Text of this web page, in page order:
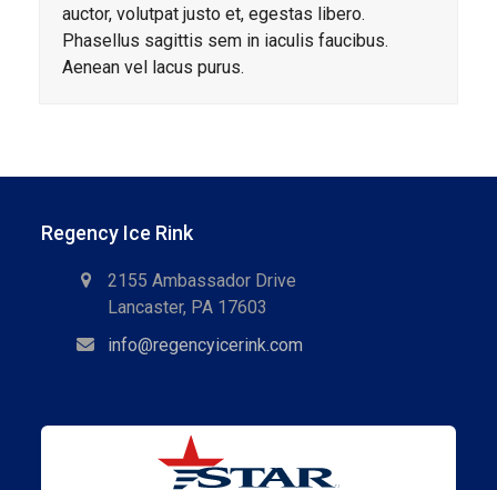
auctor, volutpat justo et, egestas libero.
Phasellus sagittis sem in iaculis faucibus.
Aenean vel lacus purus.
Regency Ice Rink
2155 Ambassador Drive
Lancaster, PA 17603
info@regencyicerink.com